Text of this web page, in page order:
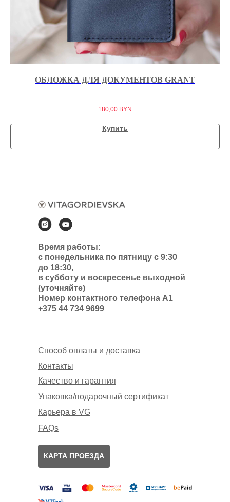
ОБЛОЖКА ДЛЯ ДОКУМЕНТОВ GRANT
180,00 BYN
Купить
Время работы:
с понедельника по пятницу с 9:30
до 18:30,
в субботу и воскресенье выходной
(уточняйте)
Номер контактного телефона А1
+375 44 734 9699
Способ оплаты и доставка
Контакты
КАРТА ПРОЕЗДА
Упаковка/подарочный сертификат
FAQs
Карьера в VG
Качество и гарантия